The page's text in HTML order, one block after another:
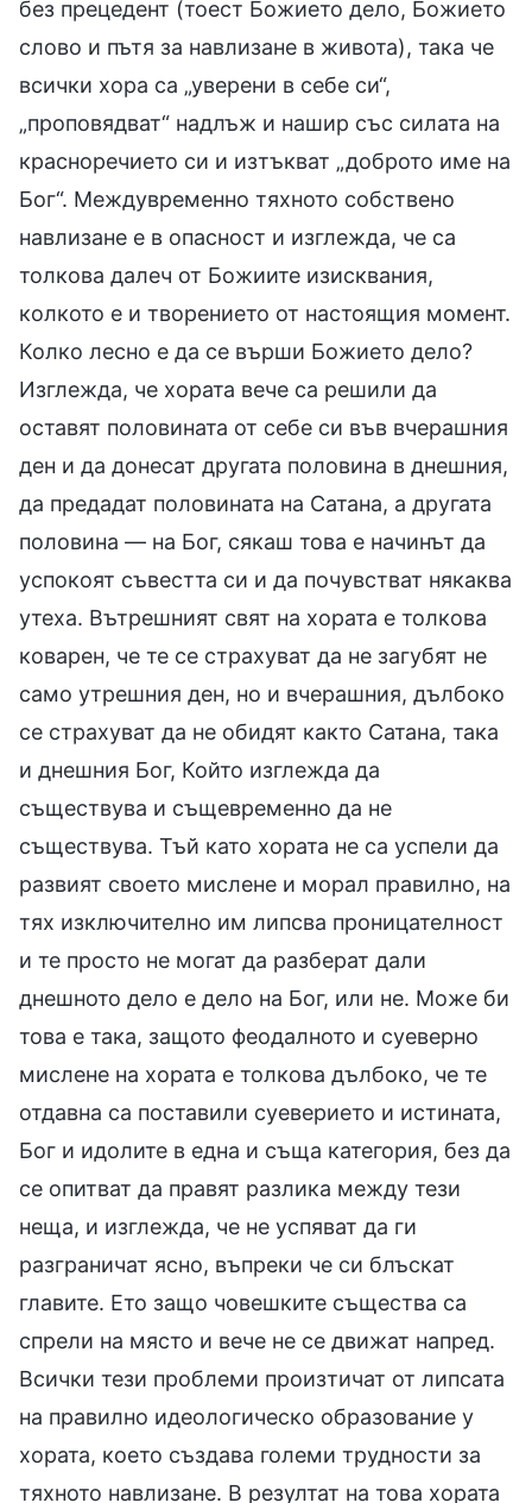
без прецедент (тоест Божието дело, Божието
слово и пътя за навлизане в живота), така че
всички хора са „уверени в себе си“,
„проповядват“ надлъж и нашир със силата на
красноречието си и изтъкват „доброто име на
Бог“. Междувременно тяхното собствено
навлизане е в опасност и изглежда, че са
толкова далеч от Божиите изисквания,
колкото е и творението от настоящия момент.
Колко лесно е да се върши Божието дело?
Изглежда, че хората вече са решили да
оставят половината от себе си във вчерашния
ден и да донесат другата половина в днешния,
да предадат половината на Сатана, а другата
половина — на Бог, сякаш това е начинът да
успокоят съвестта си и да почувстват някаква
утеха. Вътрешният свят на хората е толкова
коварен, че те се страхуват да не загубят не
само утрешния ден, но и вчерашния, дълбоко
се страхуват да не обидят както Сатана, така
и днешния Бог, Който изглежда да
съществува и същевременно да не
съществува. Тъй като хората не са успели да
развият своето мислене и морал правилно, на
тях изключително им липсва проницателност
и те просто не могат да разберат дали
днешното дело е дело на Бог, или не. Може би
това е така, защото феодалното и суеверно
мислене на хората е толкова дълбоко, че те
отдавна са поставили суеверието и истината,
Бог и идолите в една и съща категория, без да
се опитват да правят разлика между тези
неща, и изглежда, че не успяват да ги
разграничат ясно, въпреки че си блъскат
главите. Ето защо човешките същества са
спрели на място и вече не се движат напред.
Всички тези проблеми произтичат от липсата
на правилно идеологическо образование у
хората, което създава големи трудности за
тяхното навлизане. В резултат на това хората